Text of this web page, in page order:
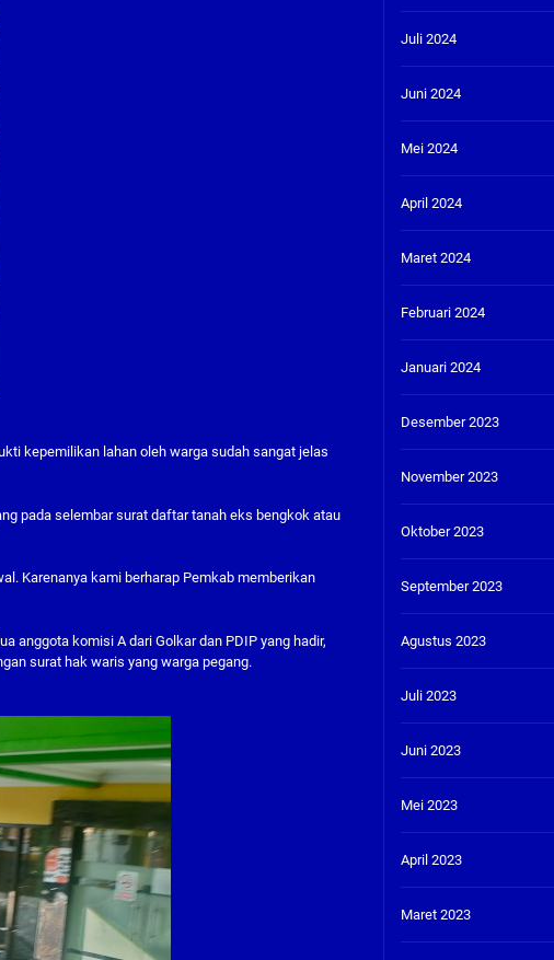
kepemilikan lahan oleh warga sudah sangat jelas
pada selembar surat daftar tanah eks bengkok atau
Karenanya kami berharap Pemkab memberikan
anggota komisi A dari Golkar dan PDIP yang hadir,
surat hak waris yang warga pegang.
Juli 2024
Juni 2024
Mei 2024
April 2024
Maret 2024
Februari 2024
Januari 2024
Desember 2023
November 2023
Oktober 2023
September 2023
Agustus 2023
Juli 2023
Juni 2023
Mei 2023
April 2023
Maret 2023